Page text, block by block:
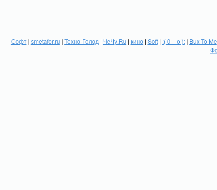
Софт| smetafor.ru | Техно-Голод | ЧеЧу.Ru | кино| Soft| :( 0 _ о ):| Bux To Me